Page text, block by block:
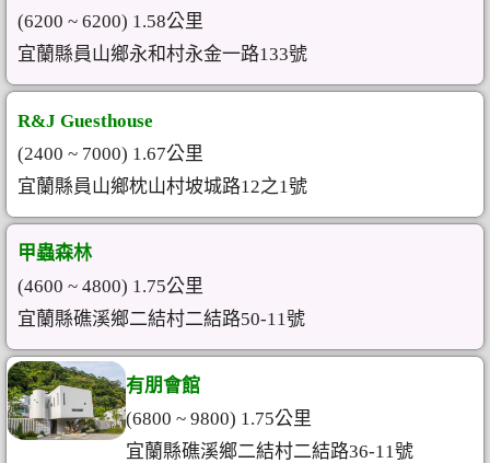
(6200 ~ 6200) 1.58公里
宜蘭縣員山鄉永和村永金一路133號
R&J Guesthouse
(2400 ~ 7000) 1.67公里
宜蘭縣員山鄉枕山村坡城路12之1號
甲蟲森林
(4600 ~ 4800) 1.75公里
宜蘭縣礁溪鄉二結村二結路50-11號
有朋會館
(6800 ~ 9800) 1.75公里
宜蘭縣礁溪鄉二結村二結路36-11號